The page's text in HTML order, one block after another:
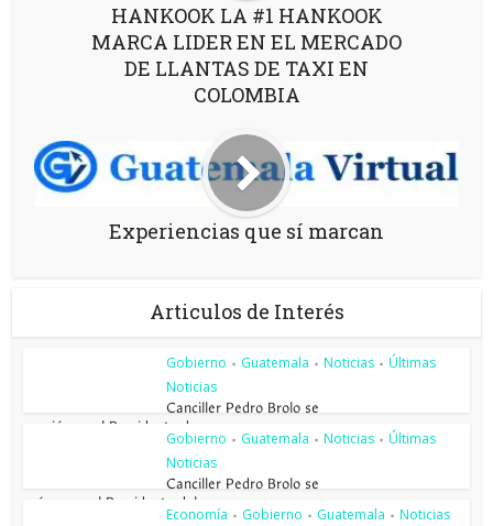
HANKOOK LA #1 HANKOOK
MARCA LIDER EN EL MERCADO
DE LLANTAS DE TAXI EN
COLOMBIA
Experiencias que sí marcan
Articulos de Interés
Gobierno • Guatemala • Noticias • Últimas
Noticias
Canciller Pedro Brolo se
reunió con el Presidente de...
Gobierno • Guatemala • Noticias • Últimas
Noticias
Canciller Pedro Brolo se
reúne con el Presidente del...
Economía • Gobierno • Guatemala • Noticias